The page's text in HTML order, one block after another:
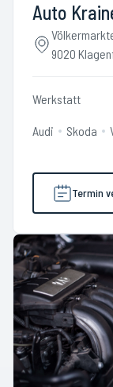
Auto
9020
Werkstatt
Audi Skoda
Termin